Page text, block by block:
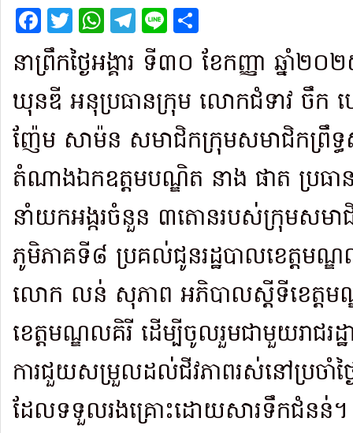
Facebook
Twitter
WhatsApp
Telegram
Line
នាព្រឹកថ្ងៃអង្គារ ទី៣០ ខែកញ្ញា ឆ្នាំ
ឃុនឌី អនុប្រធានក្រុម លោកជំទាវ ចឹក
ញ៉ែម សាម៉ន សមាជិកក្រុមសមាជិកព្រឹទ្ធ
តំណាងឯកឧត្តមបណ្ឌិត នាង ផាត ប្រធា
នាំយកអង្ករចំនួន ៣តោនរបស់ក្រុមសមាជិ
ភូមិភាគទី៨ ប្រគល់ជូនរដ្ឋបាលខេត្តម
លោក លន់ សុភាព អភិបាលស្តីទីខេត្ត
ខេត្តមណ្ឌលគិរី ដើម្បីចូលរួមជាមួយរាជរដ្
ការជួយសម្រួលដល់ជីវភាពរស់នៅប្រចាំថ្ង
ដែលទទួលរងគ្រោះដោយសារទឹកជំនន់។